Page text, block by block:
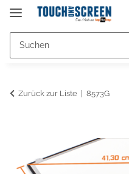
Zurück zur Liste 8573G